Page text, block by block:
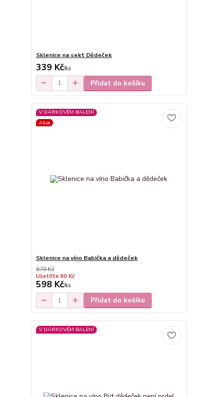
Sklenice na sekt Dědeček
339 Kč/ks
Přidat do košíku
V DÁRKOVÉM BALENÍ
Akce
Sklenice na víno Babička a dědeček
678 Kč
Ušetříte 80 Kč
598 Kč/ks
Přidat do košíku
V DÁRKOVÉM BALENÍ